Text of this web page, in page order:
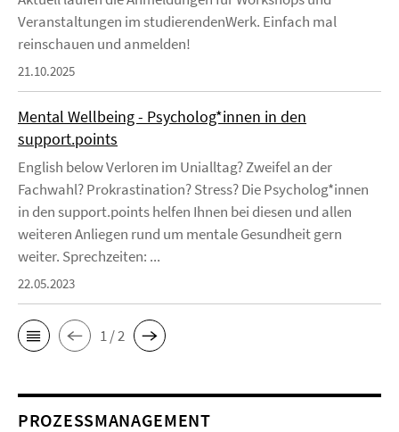
Veranstaltungen im studierendenWerk. Einfach mal
reinschauen und anmelden!
21.10.2025
Mental Wellbeing - Psycholog*innen in den
support.points
English below Verloren im Unialltag? Zweifel an der
Fachwahl? Prokrastination? Stress? Die Psycholog*innen
in den support.points helfen Ihnen bei diesen und allen
weiteren Anliegen rund um mentale Gesundheit gern
weiter. Sprechzeiten: ...
22.05.2023
1 / 2
PROZESSMANAGEMENT